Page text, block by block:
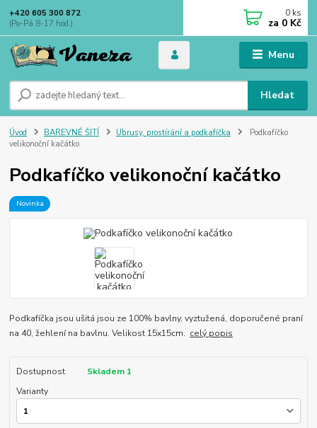
Menu
Hledat
+420 605 300 872
(Po-Pá 8-17 hod.)
0 ks
za 0 Kč
Úvod BAREVNÉ ŠITÍ Ubrusy, prostírání a podkafíčka
Podkafíčko
velikonoční kačátko
Podkafíčko velikonoční kačátko
Novinka
Podkafíčka jsou ušitá jsou ze 100% bavlny, vyztužená, doporučené praní
na 40, žehlení na bavlnu. Velikost 15x15cm. celý popis
Dostupnost
Skladem 1
Varianty